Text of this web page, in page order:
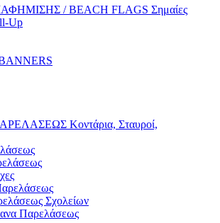
/ BEACH FLAGS Σημαίες
Up
Κοντάρια, Σταυροί,
Σχολείων
Παρελάσεως